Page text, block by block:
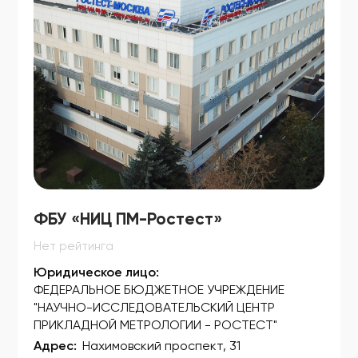
ФСР 2007/01253
ФСР 2007/01254
ФСР 2007/01443
ФСР 2007/01444
ФСЗ 2008/00020
ФСЗ 2008/00052
ФСЗ 2008/00053
ФСЗ 2008/00054
ФСЗ 2008/00055
ФСЗ 2008/00065
ФСЗ 2008/00116
ФБУ «НИЦ ПМ-Ростест»
Нет рейтинга
Юридическое лицо:
ФЕДЕРАЛЬНОЕ БЮДЖЕТНОЕ УЧРЕЖДЕНИЕ
"НАУЧНО-ИССЛЕДОВАТЕЛЬСКИЙ ЦЕНТР
ПРИКЛАДНОЙ МЕТРОЛОГИИ - РОСТЕСТ"
Адрес: Нахимовский проспект, 31